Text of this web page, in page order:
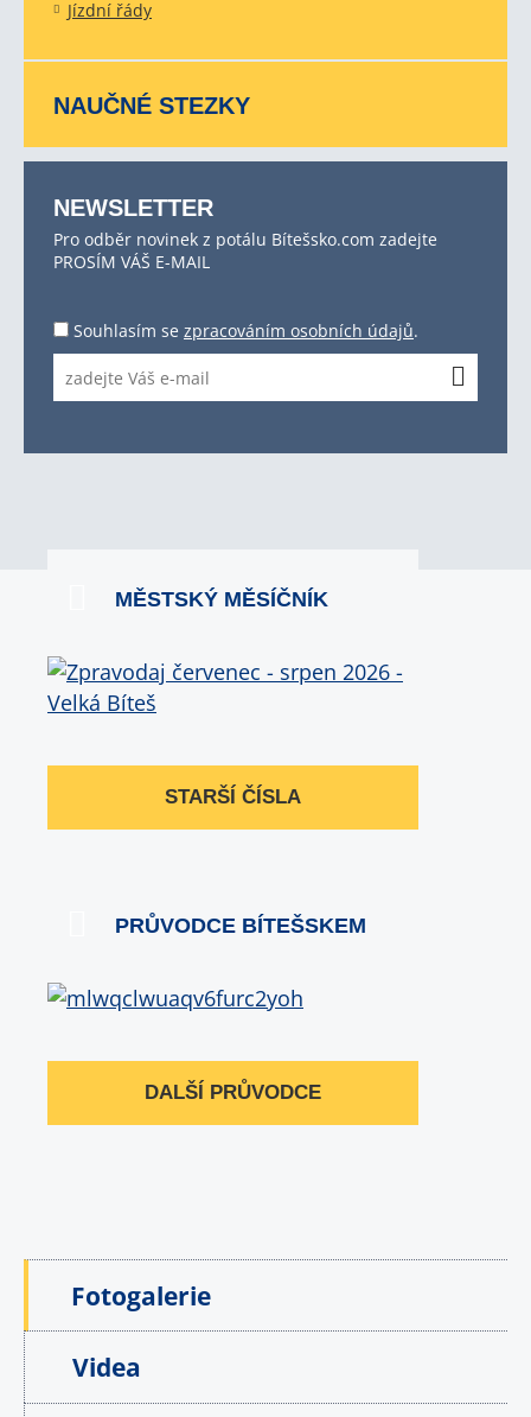
Jízdní řády
NAUČNÉ STEZKY
NEWSLETTER
Pro odběr novinek z potálu Bítešsko.com zadejte
PROSÍM VÁŠ E-MAIL
Souhlasím se zpracováním osobních údajů.
MĚSTSKÝ MĚSÍČNÍK
STARŠÍ ČÍSLA
PRŮVODCE BÍTEŠSKEM
DALŠÍ PRŮVODCE
Fotogalerie
Videa